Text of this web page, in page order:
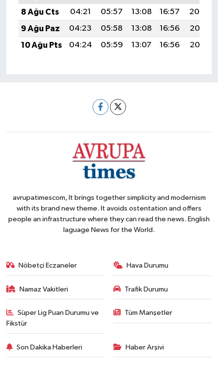
8 Ağu Cts
04:21 05:57 13:08 16:57
20:09
9 Ağu Paz
04:23 05:58 13:08 16:56
20:07
10 Ağu Pts
04:24 05:59 13:07 16:56 20:06
avrupatimescom, It brings together simplicity and modernism
with its brand new theme. It avoids ostentation and offers
people an infrastructure where they can read the news. English
laguage News for the World.
Nöbetçi Eczaneler Hava Durumu
Namaz Vakitleri Trafik Durumu
Süper Lig Puan Durumu ve
Fikstür
Tüm Manşetler
Son Dakika Haberleri Haber Arşivi